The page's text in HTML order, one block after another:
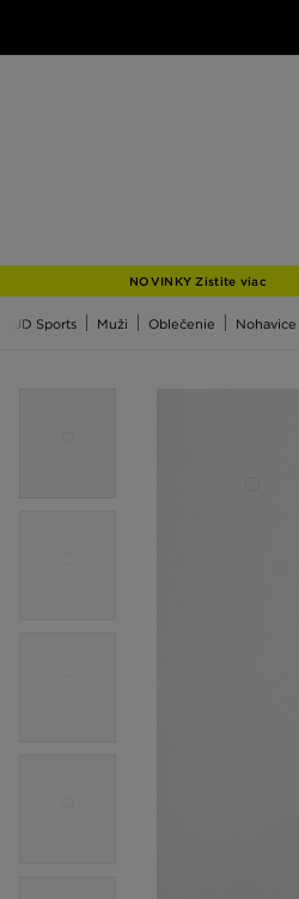
NOVINKY Zistite viac
JD Sports Muži Oblečenie Nohavice